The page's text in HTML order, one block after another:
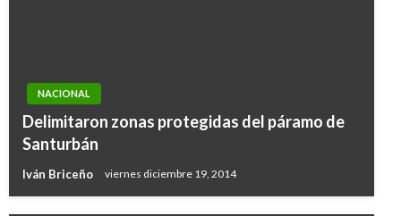
NACIONAL
Delimitaron zonas protegidas del páramo de
Santurbán
Iván Briceño viernes diciembre 19, 2014